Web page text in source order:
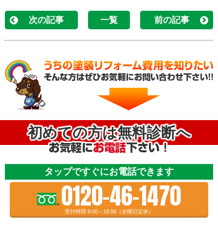
次の記事 一覧 前の記事
初めての方は無料診断へ
タップですぐにお電話できます
0120-46-1470
受付時間 9:00～18:00（水曜日定休）